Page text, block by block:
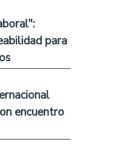
para
encuentro